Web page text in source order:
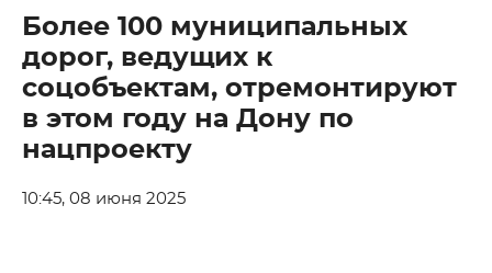
Более 100 муниципальных
дорог, ведущих к
соцобъектам, отремонтируют
в этом году на Дону по
нацпроекту
10:45, 08 июня 2025